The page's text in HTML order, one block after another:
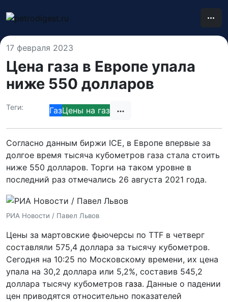
17 февраля 2023
Цена газа в Европе упала
ниже 550 долларов
Теги: ГазЦены на газ
Согласно данным биржи ICE, в Европе впервые за
долгое время тысяча кубометров газа стала стоить
ниже 550 долларов. Торги на таком уровне в
последний раз отмечались 26 августа 2021 года.
РИА Новости / Павел Львов
Цены за мартовские фьючерсы по TTF в четверг
составляли 575,4 доллара за тысячу кубометров.
Сегодня на 10:25 по Московскому времени, их цена
упала на 30,2 доллара или 5,2%, составив 545,2
доллара тысячу кубометров газа. Данные о падении
цен приводятся относительно показателей